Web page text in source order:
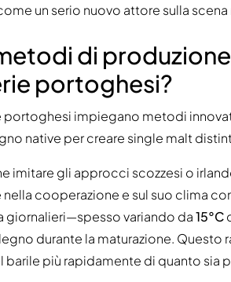
un serio nuovo attore sulla
di
portoghesi?
portoghesi impiegano metodi
native per creare single malt
imitare gli approcci scozzesi o
cooperazione e sul suo clima
giornalieri—spesso variando da15°C
durante la maturazione.
barile più rapidamente di quanto sia